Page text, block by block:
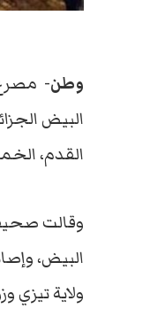
وطن-
البيض
القدم،
ولاية تيزي